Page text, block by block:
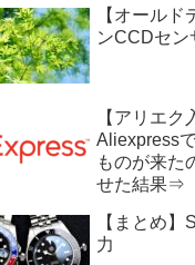
【オールド
ンCCDセン
【アリエク
Aliexpress
ものが来た
せた結果⇒
【まとめ】
力